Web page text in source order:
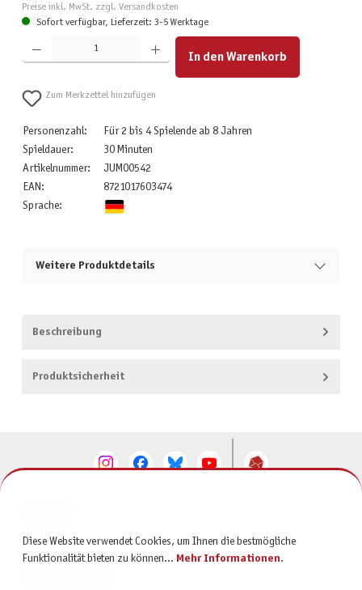
Preise inkl. MwSt. zzgl. Versandkosten
Sofort verfügbar, Lieferzeit: 3-5 Werktage
Produkt Anzahl: Gib den gewünschten Wert ein oder benutze die Schaltflächen um die Anzahl zu
In den Warenkorb
Zum Merkzettel hinzufügen
Personenzahl:
Für 2 bis 4 Spielende ab 8 Jahren
Spieldauer:
30 Minuten
Artikelnummer:
JUM00542
EAN:
8721017603474
Sprache:
Weitere Produktdetails
Beschreibung
Produktsicherheit
SERVICE
Diese Website verwendet Cookies, um Ihnen die bestmögliche
Funktionalität bieten zu können... Mehr Informationen.